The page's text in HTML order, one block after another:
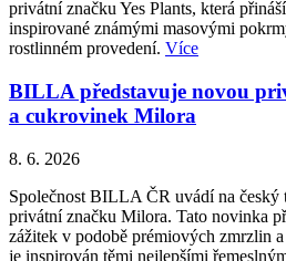
privátní značku Yes Plants, která
inspirované známými masovými
rostlinném provedení. Více
BILLA představuje novou
a cukrovinek Milora
8. 6. 2026
Společnost BILLA ČR uvádí na
privátní značku Milora. Tato novinka
zážitek v podobě prémiových zmrzlin
je inspirován těmi nejlepšími